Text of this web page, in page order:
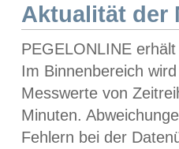
Aktualität der
PEGELONLINE
Im Binnenbereich
Messwerte von
Minuten.
Fehlern bei der